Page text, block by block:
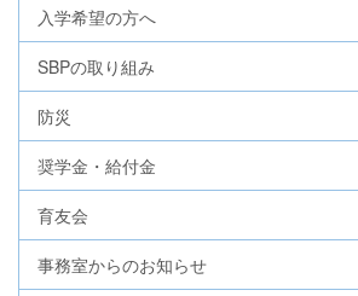
入学希望の方へ
SBPの取り組み
防災
奨学金・給付金
育友会
事務室からのお知らせ